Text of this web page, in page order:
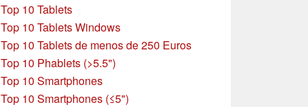
Top 10 Tablets
Top 10 Tablets Windows
Top 10 Tablets de menos de 250 Euros
Top 10 Phablets (>5.5")
Top 10 Smartphones
Top 10 Smartphones (≤5")